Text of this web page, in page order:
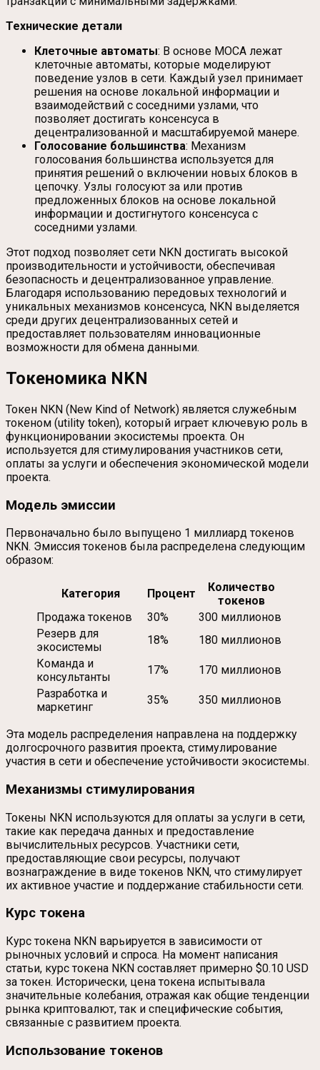
Технические детали
Клеточные автоматы: В основе MOCA лежат
клеточные автоматы, которые моделируют
поведение узлов в сети. Каждый узел принимает
решения на основе локальной информации и
взаимодействий с соседними узлами, что
позволяет достигать консенсуса в
децентрализованной и масштабируемой манере.
Голосование большинства: Механизм
голосования большинства используется для
принятия решений о включении новых блоков в
цепочку. Узлы голосуют за или против
предложенных блоков на основе локальной
информации и достигнутого консенсуса с
соседними узлами.
Этот подход позволяет сети NKN достигать высокой
производительности и устойчивости, обеспечивая
безопасность и децентрализованное управление.
Благодаря использованию передовых технологий и
уникальных механизмов консенсуса, NKN выделяется
среди других децентрализованных сетей и
предоставляет пользователям инновационные
возможности для обмена данными.
Токеномика NKN
Токен NKN (New Kind of Network) является служебным
токеном (utility token), который играет ключевую роль в
функционировании экосистемы проекта. Он
используется для стимулирования участников сети,
оплаты за услуги и обеспечения экономической модели
проекта.
Модель эмиссии
Первоначально было выпущено 1 миллиард токенов
NKN. Эмиссия токенов была распределена следующим
образом:
Категория Процент
Количество
токенов
Продажа токенов
30%
300 миллионов
Резерв для
экосистемы
18%
180 миллионов
Команда и
консультанты
17%
170 миллионов
Разработка и
маркетинг
35% 350 миллионов
Эта модель распределения направлена на поддержку
долгосрочного развития проекта, стимулирование
участия в сети и обеспечение устойчивости экосистемы.
Механизмы стимулирования
Токены NKN используются для оплаты за услуги в сети,
такие как передача данных и предоставление
вычислительных ресурсов. Участники сети,
предоставляющие свои ресурсы, получают
вознаграждение в виде токенов NKN, что стимулирует
их активное участие и поддержание стабильности сети.
Курс токена
Курс токена NKN варьируется в зависимости от
рыночных условий и спроса. На момент написания
статьи, курс токена NKN составляет примерно $0.10 USD
за токен. Исторически, цена токена испытывала
значительные колебания, отражая как общие тенденции
рынка криптовалют, так и специфические события,
связанные с развитием проекта.
Использование токенов